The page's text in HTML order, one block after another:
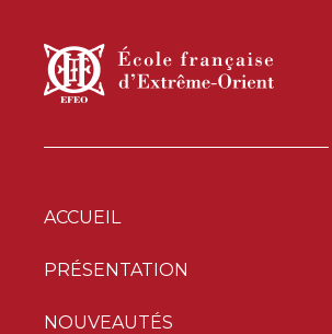
ACCUEIL
PRÉSENTATION
NOUVEAUTÉS